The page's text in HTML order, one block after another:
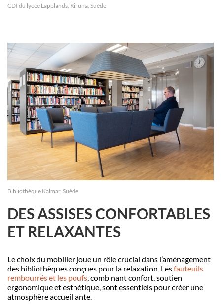
CDI du lycée Lapplands, Kiruna, Suède
Bibliothèque Kalmar, Suède
DES ASSISES CONFORTABLES
ET RELAXANTES
Le choix du mobilier joue un rôle crucial dans l’aménagement
des bibliothèques conçues pour la relaxation. Lesfauteuils
rembourrés et les poufs, combinant confort, soutien
ergonomique et esthétique, sont essentiels pour créer une
atmosphère accueillante.